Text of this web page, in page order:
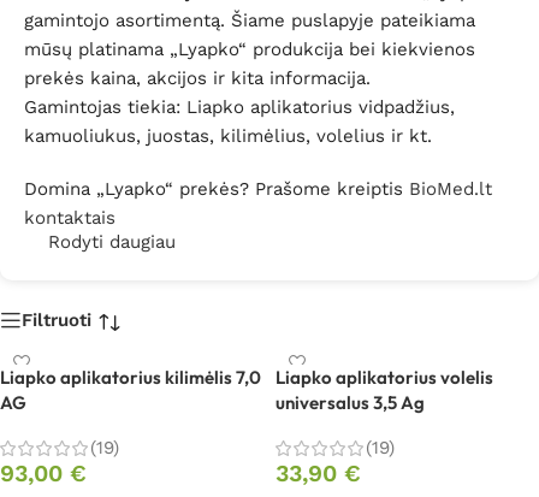
gamintojo asortimentą. Šiame puslapyje pateikiama
mūsų platinama „Lyapko“ produkcija bei kiekvienos
prekės kaina, akcijos ir kita informacija.
Gamintojas tiekia: Liapko aplikatorius vidpadžius,
kamuoliukus, juostas, kilimėlius, volelius ir kt.
Domina „Lyapko“ prekės? Prašome kreiptis BioMed.lt
kontaktais
Rodyti daugiau
Filtruoti
Liapko aplikatorius kilimėlis 7,0
AG
(19)
93,00 €
Liapko aplikatorius volelis
universalus 3,5 Ag
(19)
33,90 €